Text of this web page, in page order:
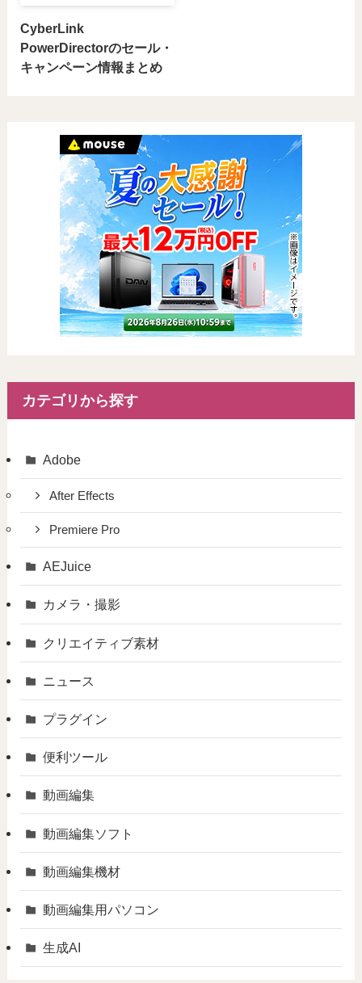
CyberLink
PowerDirectorのセール・
キャンペーン情報まとめ
カテゴリから探す
Adobe
After Effects
Premiere Pro
AEJuice
カメラ・撮影
クリエイティブ素材
ニュース
プラグイン
便利ツール
動画編集
動画編集ソフト
動画編集機材
動画編集用パソコン
生成AI